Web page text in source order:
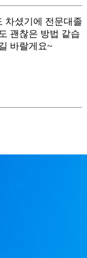
차셨기에 전문대졸
괜찮은 방법 같습
바랄게요~